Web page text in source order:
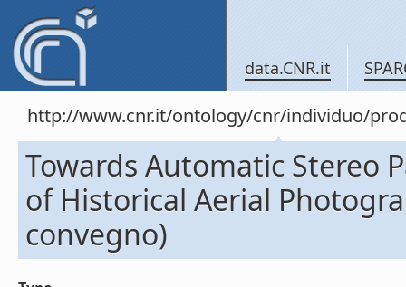
data.CNR.it
http://www.cnr.it/ontology/cnr/individuo/
Towards Automatic Stereo
of Historical Aerial
convegno)